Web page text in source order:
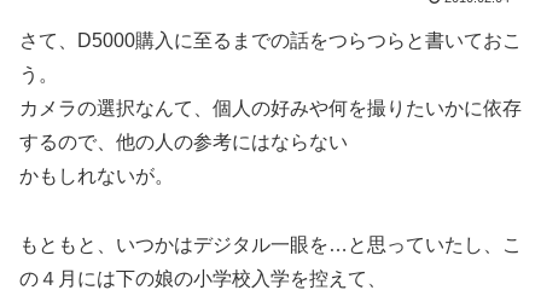
さて、D5000購入に至るまでの話をつらつらと書いておこ
う。
カメラの選択なんて、個人の好みや何を撮りたいかに依存
するので、他の人の参考にはならない
かもしれないが。
もともと、いつかはデジタル一眼を…と思っていたし、こ
の４月には下の娘の小学校入学を控えて、